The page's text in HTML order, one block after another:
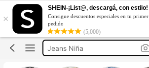
×
SHEIN-¡List@, descargá, con estilo!
Consigue descuentos especiales en tu primer
pedido
(5,000)
Ropa Para Niña De 10 A 12 Años
Pantalones De Niña
Jeans Niña
Ropa De Niña